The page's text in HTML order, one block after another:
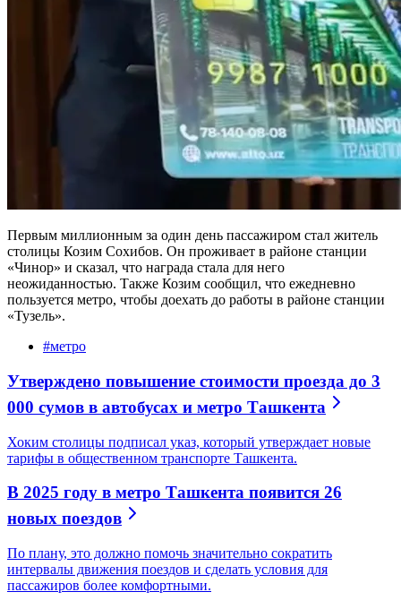
Первым миллионным за один день пассажиром стал житель
столицы Козим Сохибов. Он проживает в районе станции
«Чинор» и сказал, что награда стала для него
неожиданностью. Также Козим сообщил, что ежедневно
пользуется метро, чтобы доехать до работы в районе станции
«Тузель».
#метро
Утверждено повышение стоимости проезда до 3
000 сумов в автобусах и метро Ташкента
Хоким столицы подписал указ, который утверждает новые
тарифы в общественном транспорте Ташкента.
В 2025 году в метро Ташкента появится 26
новых поездов
По плану, это должно помочь значительно сократить
интервалы движения поездов и сделать условия для
пассажиров более комфортными.